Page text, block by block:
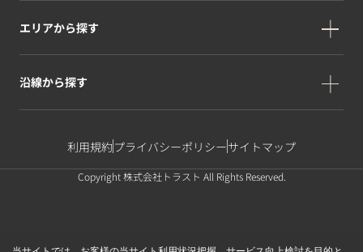
エリアから探す
沿線から探す
利用規約プライバシーポリシーサイトマップ
Copyright 株式会社トラスト All Rights Reserved.